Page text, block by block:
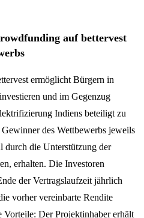
auf bettervest
ermöglicht Bürgern in
und im Gegenzug
Indiens beteiligt zu
des Wettbewerbs jeweils
durch die Unterstützung der
erhalten. Die Investoren
der Vertragslaufzeit jährlich
vorher vereinbarte Rendite
Vorteile: Der Projektinhaber erhält